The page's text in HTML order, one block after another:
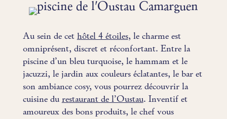
Au sein de cet hôtel 4 étoiles, le charme est
omniprésent, discret et réconfortant. Entre la
piscine d’un bleu turquoise, le hammam et le
jacuzzi, le jardin aux couleurs éclatantes, le bar et
son ambiance cosy, vous pourrez découvrir la
cuisine du restaurant de l’Oustau. Inventif et
amoureux des bons produits, le chef vous